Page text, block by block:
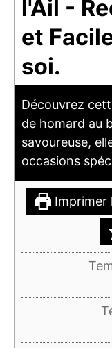
l'Ail -
et
soi.
Découvrez
de homard au
savoureuse,
occasions
Imprimer